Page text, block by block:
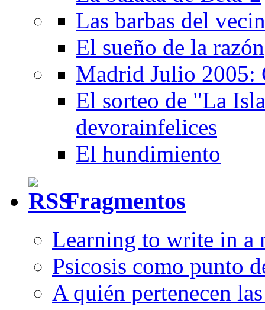
Las barbas del
El sueño de la razón
Madrid Julio 2005:
El sorteo de "La
devorainfelices
El hundimiento
Fragmentos
Learning to write in a
Psicosis como punto
A quién pertenecen